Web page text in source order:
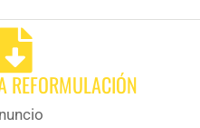
REFORMULACIÓN